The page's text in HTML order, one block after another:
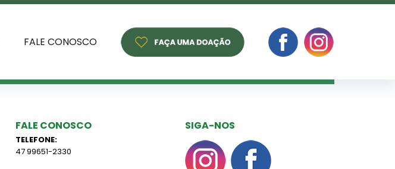
FALE CONOSCO
FALE CONOSCO
TELEFONE:
47 99651-2330
SIGA-NOS